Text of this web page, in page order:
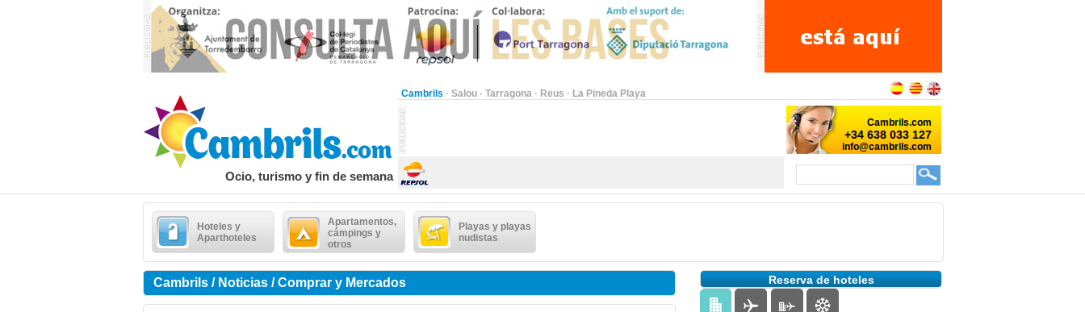
Cambrils · Salou · Tarragona · Reus · La Pineda Playa
Ocio, turismo y fin de semana
Hoteles y
Aparthoteles
Apartamentos,
cámpings y
otros
Playas y playas
nudistas
Cambrils / Noticias / Comprar y Mercados Reserva de hoteles